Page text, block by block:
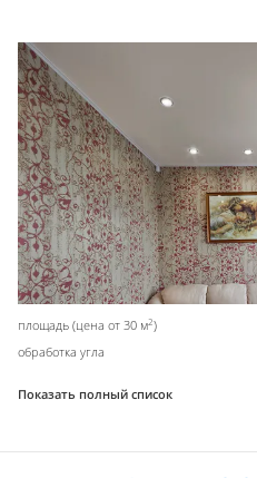
площадь (цена от 30 м2)
обработка угла
Показать полный список